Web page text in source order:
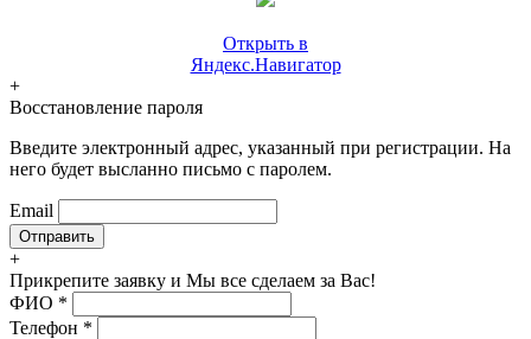
Открыть в
Яндекс.Навигатор
+
Восстановление пароля
Введите электронный адрес, указанный при регистрации. На
него будет высланно письмо с паролем.
Email
+
Прикрепите заявку и Мы все сделаем за Вас!
ФИО *
Телефон *